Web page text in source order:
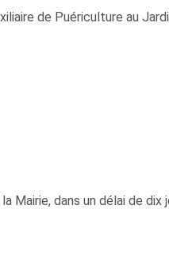
de Puériculture au
Mairie, dans un délai de dix